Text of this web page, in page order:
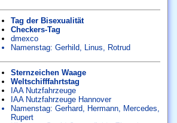
Tag der Bisexualität
Checkers-Tag
dmexco
Namenstag: Gerhild Linus Rotrud
Sternzeichen Waage
Weltschifffahrtstag
IAA Nutzfahrzeuge
IAA Nutzfahrzeuge Hannover
Namenstag: Gerhard Hermann, Mercedes
Rupert